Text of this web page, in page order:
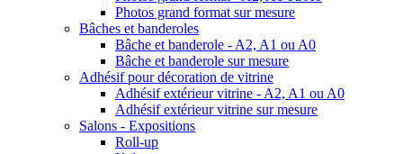
Photos grand format sur mesure
Bâches et banderoles
Bâche et banderole - A2, A1 ou A0
Bâche et banderole sur mesure
Adhésif pour décoration de vitrine
Adhésif extérieur vitrine - A2, A1 ou A0
Adhésif extérieur vitrine sur mesure
Salons - Expositions
Roll-up